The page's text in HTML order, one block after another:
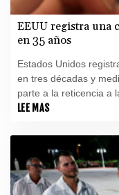
EEUU registra una
en 35 años
Estados Unidos
en tres décadas y
parte a la reticencia a
publicadas este viernes.
LEE MAS